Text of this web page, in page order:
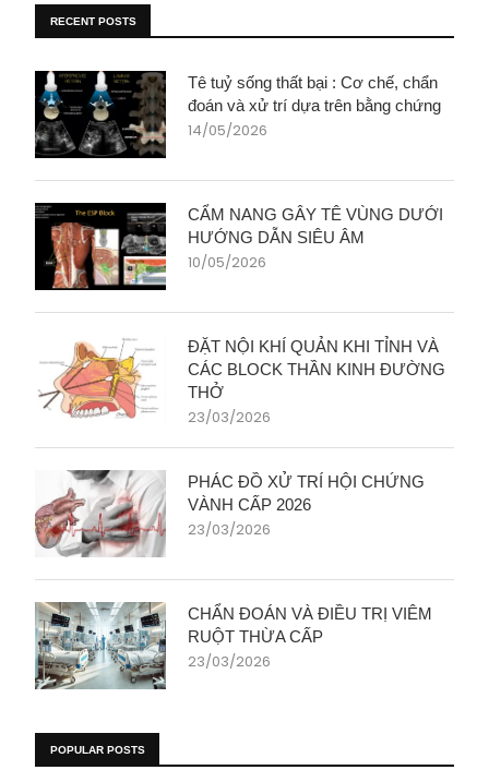
RECENT POSTS
Tê tuỷ sống thất bại : Cơ chế, chẩn
đoán và xử trí dựa trên bằng chứng
14/05/2026
CẨM NANG GÂY TÊ VÙNG DƯỚI
HƯỚNG DẪN SIÊU ÂM
10/05/2026
ĐẶT NỘI KHÍ QUẢN KHI TỈNH VÀ
CÁC BLOCK THẦN KINH ĐƯỜNG
THỞ
23/03/2026
PHÁC ĐỒ XỬ TRÍ HỘI CHỨNG
VÀNH CẤP 2026
23/03/2026
CHẨN ĐOÁN VÀ ĐIỀU TRỊ VIÊM
RUỘT THỪA CẤP
23/03/2026
POPULAR POSTS